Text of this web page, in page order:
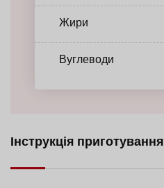
Жири
Вуглеводи
Інструкція приготування